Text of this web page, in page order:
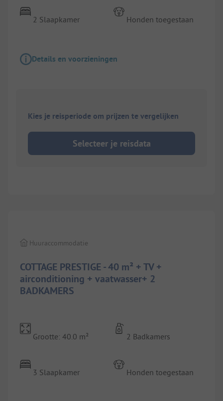
2 Slaapkamer Honden toegestaan
Details en voorzieningen
Kies je reisperiode om prijzen te vergelijken
Selecteer je reisdata
COTTAGE PRESTIGE - 40 m² + TV +
airconditioning + vaatwasser+ 2
BADKAMERS
Huuraccommodatie
Grootte: 40.0 m²
3 Slaapkamer
2 Badkamers
Honden toegestaan